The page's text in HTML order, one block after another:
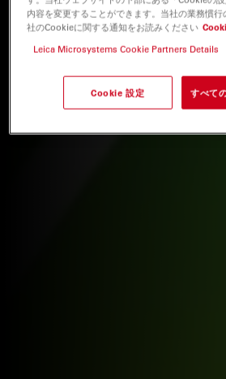
内容を変更することができます。当社の業務慣
社のCookieに関する通知をお読みください
Leica Microsystems Cookie Partners Details
Cookie 設定 すべて